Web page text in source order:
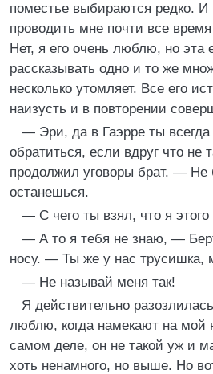
поместье выбираются редко.
проводить мне почти все
Нет, я его очень люблю, но эта
рассказывать одно и то же
несколько утомляет. Все его
наизусть и в повторении
— Эри, да в Гаэрре ты
обратиться, если вдруг что не
продолжил уговоры брат. — Не
останешься.
— С чего ты взял, что я
— А то я тебя не знаю, —
носу. — Ты же у нас трусишка,
— Не называй меня так!
Я действительно
люблю, когда намекают на мой
самом деле, он не такой уж и
хоть ненамного, но выше. Но